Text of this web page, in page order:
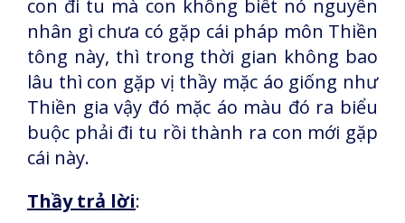
con đi tu mà con không biết nó nguyên
nhân gì chưa có gặp cái pháp môn Thiền
tông này, thì trong thời gian không bao
lâu thì con gặp vị thầy mặc áo giống như
Thiền gia vậy đó mặc áo màu đó ra biểu
buộc phải đi tu rồi thành ra con mới gặp
cái này.
Thầy trả lời: